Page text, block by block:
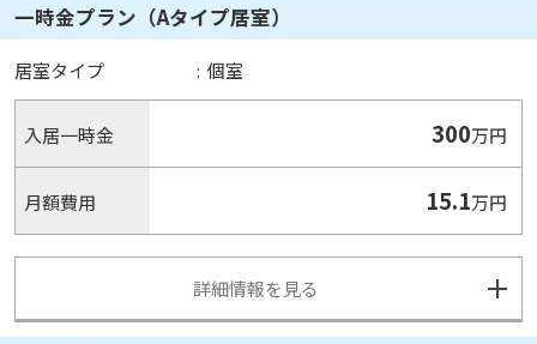
一時金プラン（Aタイプ居室）
居室タイプ : 個室
入居一時金 300万円
月額費用 15.1万円
詳細情報を見る